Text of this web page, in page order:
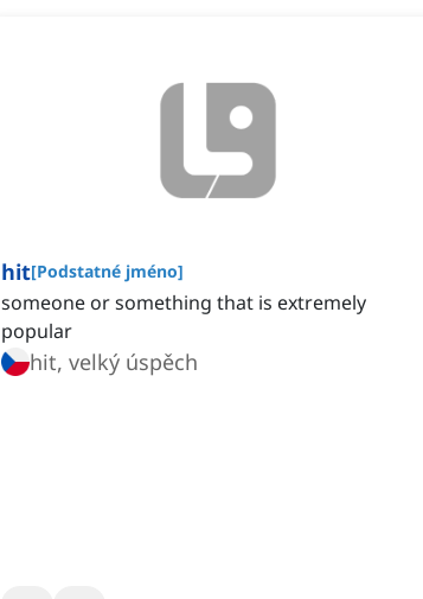
hit[Podstatné jméno]
someone or something that is extremely
popular
hit, velký úspěch